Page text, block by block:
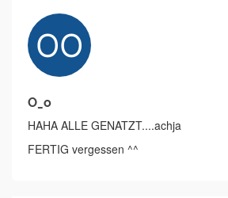
O_o
HAHA ALLE GENATZT....achja
FERTIG vergessen ^^